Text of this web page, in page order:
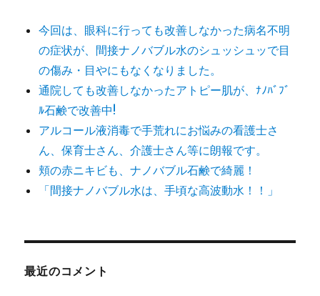
今回は、眼科に行っても改善しなかった病名不明
の症状が、間接ナノバブル水のシュッシュッで目
の傷み・目やにもなくなりました。
通院しても改善しなかったアトピー肌が、ﾅﾉﾊﾞﾌﾞ
ﾙ石鹸で改善中!
アルコール液消毒で手荒れにお悩みの看護士さ
ん、保育士さん、介護士さん等に朗報です。
頬の赤ニキビも、ナノバブル石鹸で綺麗！
「間接ナノバブル水は、手頃な高波動水！！」
最近のコメント